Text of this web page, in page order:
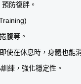
防復胖。
腹等。
使在休息時，身體也能
練，強化穩定性。